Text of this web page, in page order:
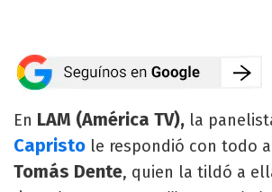
En LAM (América TV), la
Capristo le respondió con todo
Tomás Dente, quien la tildó a